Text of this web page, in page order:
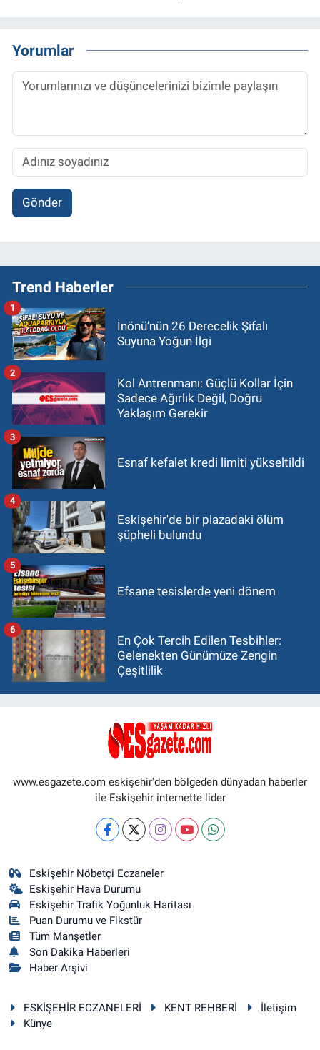
Yorumlar
Gönder
Trend Haberler
İnönü’nün 26 Derecelik Şifalı
Suyuna Yoğun İlgi
1
Kol Antrenmanı: Güçlü Kollar İçin
Sadece Ağırlık Değil, Doğru
Yaklaşım Gerekir
2
Esnaf kefalet kredi limiti yükseltildi
3
Eskişehir'de bir plazadaki ölüm
şüpheli bulundu
4
Efsane tesislerde yeni dönem
5
En Çok Tercih Edilen Tesbihler:
Gelenekten Günümüze Zengin
Çeşitlilik
6
www.esgazete.com eskişehir'den bölgeden dünyadan haberler
ile Eskişehir internette lider
Eskişehir Nöbetçi Eczaneler
Eskişehir Hava Durumu
Eskişehir Trafik Yoğunluk Haritası
Puan Durumu ve Fikstür
Tüm Manşetler
Son Dakika Haberleri
Haber Arşivi
ESKİŞEHİR ECZANELERİ KENT REHBERİ
İletişim
Künye